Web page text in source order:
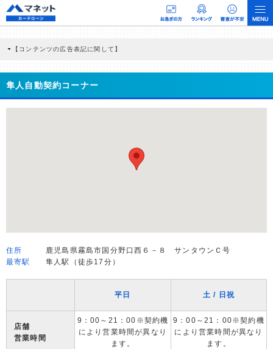
【コンテンツの広告表記に関して】
商品を根拠なくPRするものではなく、当編集部の調査／ユーザーへの口コミ収集な
どに基づき、公平性を担保した情報提供を行っています。
>提携企業一覧
隼人自動契約コーナー
住所
鹿児島県霧島市国分野口西６－８ サンタウンＣ号
最寄駅
隼人駅（徒歩17分）
平日 土 / 日祝
店舗
営業時間
9：00～21：00※契約機
により営業時間が異なり
ます。
9：00～21：00※契約機
により営業時間が異なり
ます。